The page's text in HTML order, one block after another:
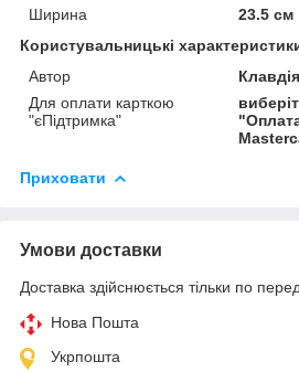
Ширина
23.5 см
Користувальницькі
Автор
Для оплати карткою
"єПідтримка"
Приховати
Умови доставки
Доставка здійснюється тільки по
Нова Пошта
Укрпошта